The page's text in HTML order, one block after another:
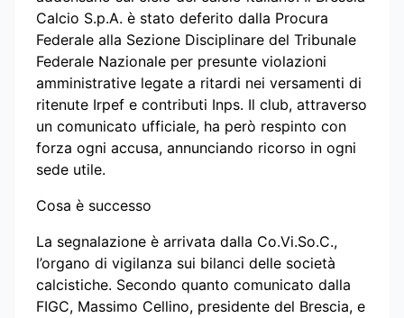
Calcio S.p.A. è stato deferito dalla Procura
Federale alla Sezione Disciplinare del Tribunale
Federale Nazionale per presunte violazioni
amministrative legate a ritardi nei versamenti di
ritenute Irpef e contributi Inps. Il club, attraverso
un comunicato ufficiale, ha però respinto con
forza ogni accusa, annunciando ricorso in ogni
sede utile.
Cosa è successo
La segnalazione è arrivata dalla Co.Vi.So.C.,
l’organo di vigilanza sui bilanci delle società
calcistiche. Secondo quanto comunicato dalla
FIGC, Massimo Cellino, presidente del Brescia, e